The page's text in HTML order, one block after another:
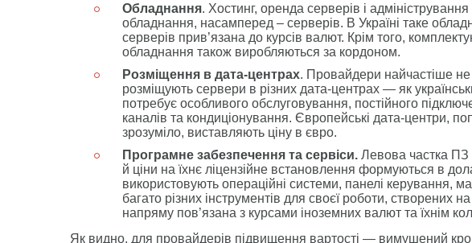
Обладнання. Хостинг, оренда серверів і
обладнання, насамперед – серверів. В Україні таке
серверів прив’язана до курсів валют. Крім того,
обладнання також виробляються за кордоном.
Розміщення в дата-центрах. Провайдери найчастіше
розміщують сервери в різних дата-центрах — як
потребує особливого обслуговування, постійного
каналів та кондиціонування. Європейські дата-центри,
зрозуміло, виставляють ціну в євро.
Програмне забезпечення та сервіси. Левова частка ПЗ
й ціни на їхнє ліцензійне встановлення формуються в
використовують операційні системи, панелі керування,
багато різних інструментів для своєї роботи, створених
напряму пов’язана з курсами іноземних валют та їхнім
Як видно, для провайдерів підвищення вартості — вимушений